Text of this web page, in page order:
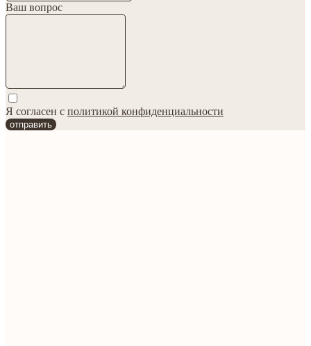
Ваш вопрос
Я согласен с политикой конфиденциальности
отправить